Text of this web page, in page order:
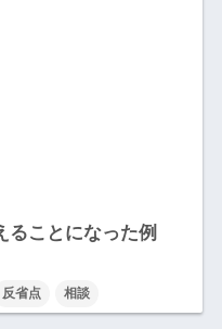
ることになった例
反省点 相談